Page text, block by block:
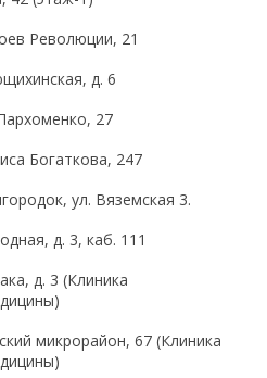
Революции, 21
д. 6
27
Богаткова, 247
ул. Вяземская 3.
д. 3, каб. 111
д. 3 (Клиника
микрорайон, 67 (Клиника